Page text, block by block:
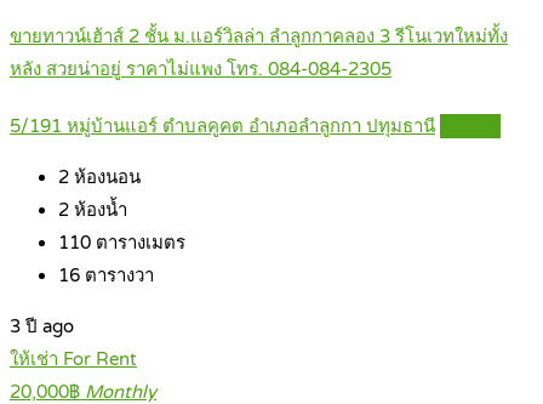
ขายทาวน์เฮ้าส์ 2 ชั้น ม.แอร์วิลล่า ลำลูกกาคลอง 3 รีโนเวทใหม่ทั้ง
หลัง สวยน่าอยู่ ราคาไม่แพง โทร. 084-084-2305
5/191 หมู่บ้านแอร์ ตำบลคูคต อำเภอลำลูกกา ปทุมธานี
2 ห้องนอน
2 ห้องน้ำ
110 ตารางเมตร
16 ตารางวา
3 ปี ago
ให้เช่า For Rent
20,000฿ Monthly